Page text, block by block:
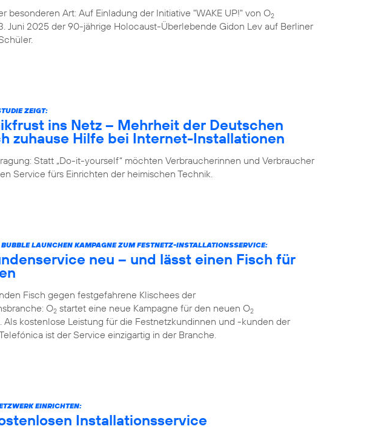
besonderen Art: Auf Einladung der Initiative "WAKE UP!" von O2
Juni 2025 der 90-jährige Holocaust-Überlebende Gidon Lev auf Berliner
ZEIGT:
ins Netz – Mehrheit der Deutschen
zuhause Hilfe bei Internet-Installationen
Statt „Do-it-yourself“ möchten Verbraucherinnen und Verbraucher
Service fürs Einrichten der heimischen Technik.
LAUNCHEN KAMPAGNE ZUM FESTNETZ-INSTALLATIONSSERVICE:
neu – und lässt einen Fisch für
Fisch gegen festgefahrene Klischees der
O2 startet eine neue Kampagne für den neuen O2
Als kostenlose Leistung für die Festnetzkundinnen und -kunden der
ist der Service einzigartig in der Branche.
EINRICHTEN:
Installationsservice